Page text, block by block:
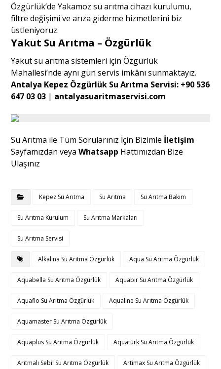
Özgürlük’de Yakamoz su arıtma cihazı kurulumu,
filtre değişimi ve arıza giderme hizmetlerini biz
üstleniyoruz.
Yakut Su Arıtma – Özgürlük
Yakut su arıtma sistemleri için Özgürlük
Mahallesi’nde aynı gün servis imkânı sunmaktayız.
Antalya Kepez Özgürlük Su Arıtma Servisi: +90 536
647 03 03 | antalyasuaritmaservisi.com
Su Arıtma ile Tüm Sorularınız İçin Bizimle İletişim
Sayfamızdan veyaWhatsapp Hattımızdan Bize
Ulaşınız
Kepez Su Arıtma Su Arıtma Su Arıtma Bakım
Su Arıtma Kurulum Su Arıtma Markaları
Su Arıtma Servisi
Alkalina Su Arıtma Özgürlük Aqua Su Arıtma Özgürlük
Aquabella Su Arıtma Özgürlük Aquabir Su Arıtma Özgürlük
Aquaflo Su Arıtma Özgürlük Aqualine Su Arıtma Özgürlük
Aquamaster Su Arıtma Özgürlük
Aquaplus Su Arıtma Özgürlük Aquatürk Su Arıtma Özgürlük
Arıtmalı Sebil Su Arıtma Özgürlük Artimax Su Arıtma Özgürlük